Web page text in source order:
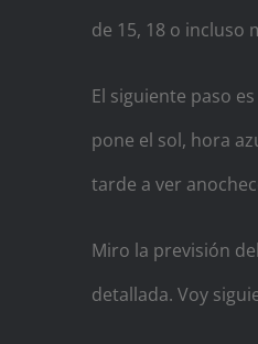
de 15, 18 o incluso
El siguiente paso
pone el sol, hora
tarde a ver
Miro la previsión
detallada. Voy